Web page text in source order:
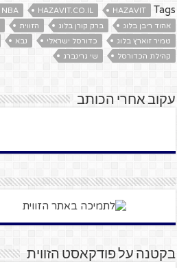
Tags
HAZAVIT
HAZAVIT.CO.IL
NBA
אהוד ריבן בלוג
ברק קורן בלוג הזווית
טמיר זוארץ בלוג
כדורסל ישראלי נבא
קהילת הכדורסל
שי גרינברג
עקוב אחרי הכותב
בקטנה על פודקאסט הזווית